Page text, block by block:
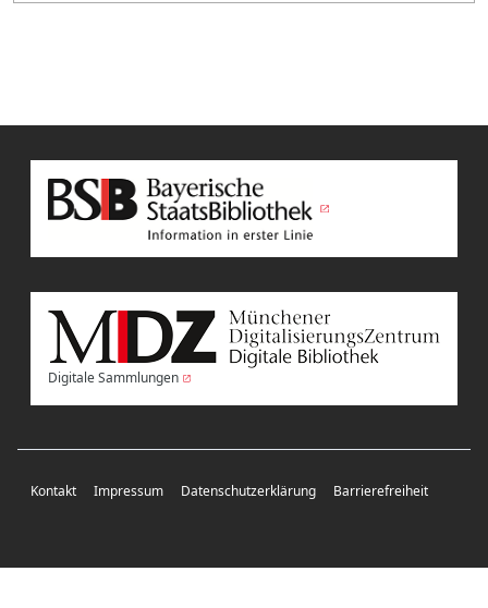
Digitale Sammlungen
Kontakt Impressum Datenschutzerklärung Barrierefreiheit